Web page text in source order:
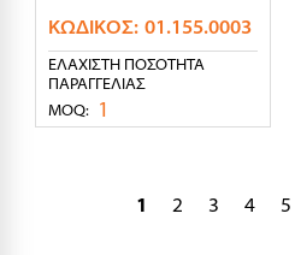
ΚΩΔΙΚΌΣ: 01.155.0003
ΕΛΆΧΙΣΤΗ ΠΟΣΌΤΗΤΑ
ΠΑΡΑΓΓΕΛΊΑΣ
MOQ: 1
1 2 3 4 5